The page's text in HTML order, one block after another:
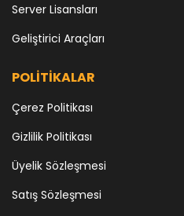
Server Lisansları
Geliştirici Araçları
POLİTİKALAR
Çerez Politikası
Gizlilik Politikası
Üyelik Sözleşmesi
Satış Sözleşmesi